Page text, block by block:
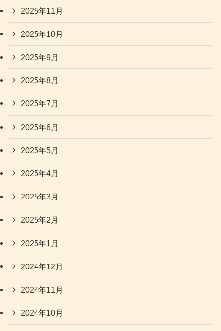
2025年11月
2025年10月
2025年9月
2025年8月
2025年7月
2025年6月
2025年5月
2025年4月
2025年3月
2025年2月
2025年1月
2024年12月
2024年11月
2024年10月